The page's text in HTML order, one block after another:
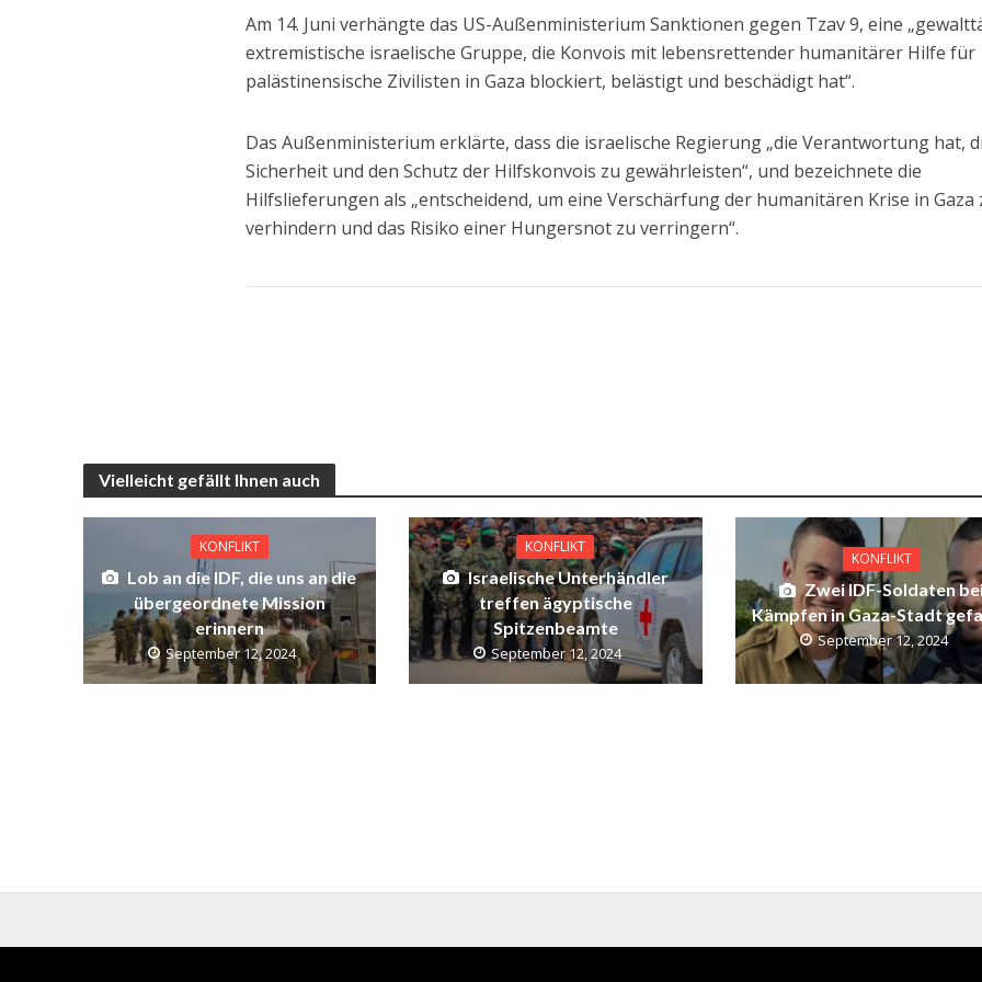
Am 14. Juni verhängte das US-Außenministerium Sanktionen gegen Tzav 9, eine
extremistische israelische Gruppe, die Konvois mit lebensrettender humanitärer Hilfe für
palästinensische Zivilisten in Gaza blockiert, belästigt und beschädigt hat“.
Das Außenministerium erklärte, dass die israelische Regierung „die Verantwortung hat,
Sicherheit und den Schutz der Hilfskonvois zu gewährleisten“, und bezeichnete die
Hilfslieferungen als „entscheidend, um eine Verschärfung der humanitären Krise in Gaza
verhindern und das Risiko einer Hungersnot zu verringern“.
Vielleicht gefällt Ihnen auch
KONFLIKT
Lob an die IDF, die uns an die
übergeordnete Mission
erinnern
September 12, 2024
KONFLIKT
Israelische Unterhändler
treffen ägyptische
Spitzenbeamte
September 12, 2024
KONFLIKT
Zwei IDF-Soldaten
Kämpfen in Gaza-Stadt
September 12, 2024